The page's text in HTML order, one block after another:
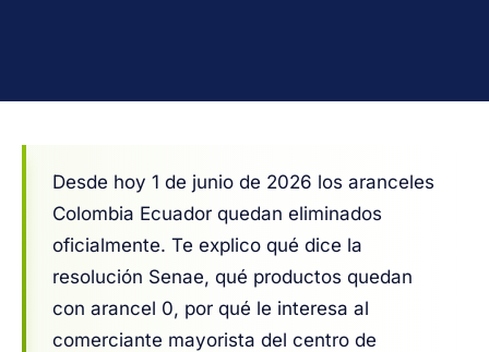
Desde hoy 1 de junio de 2026 los aranceles
Colombia Ecuador quedan eliminados
oficialmente. Te explico qué dice la
resolución Senae, qué productos quedan
con arancel 0, por qué le interesa al
comerciante mayorista del centro de